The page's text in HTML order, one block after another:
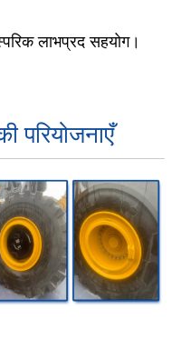
लाभप्रद सहयोग।
परियोजनाएँ